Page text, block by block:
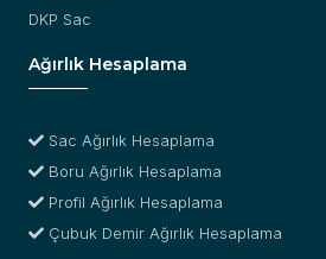
DKP Sac
Ağırlık Hesaplama
Sac Ağırlık Hesaplama
Boru Ağırlık Hesaplama
Profil Ağırlık Hesaplama
Çubuk Demir Ağırlık Hesaplama